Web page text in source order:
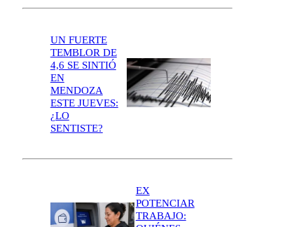
UN FUERTE
TEMBLOR DE
4,6 SE SINTIÓ
EN
MENDOZA
ESTE JUEVES:
¿LO
SENTISTE?
EX
POTENCIAR
TRABAJO: